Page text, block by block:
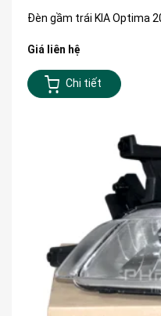
Đèn gầm trái KIA Optima
Giá liên hệ
Chi tiết